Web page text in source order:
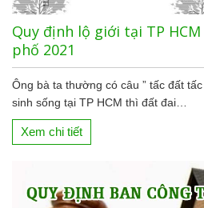
Quy định lộ giới tại TP
phố 2021
Ông bà ta thường có câu ” tấc đất
sinh sống tại TP HCM thì đất đai…
Xem chi tiết